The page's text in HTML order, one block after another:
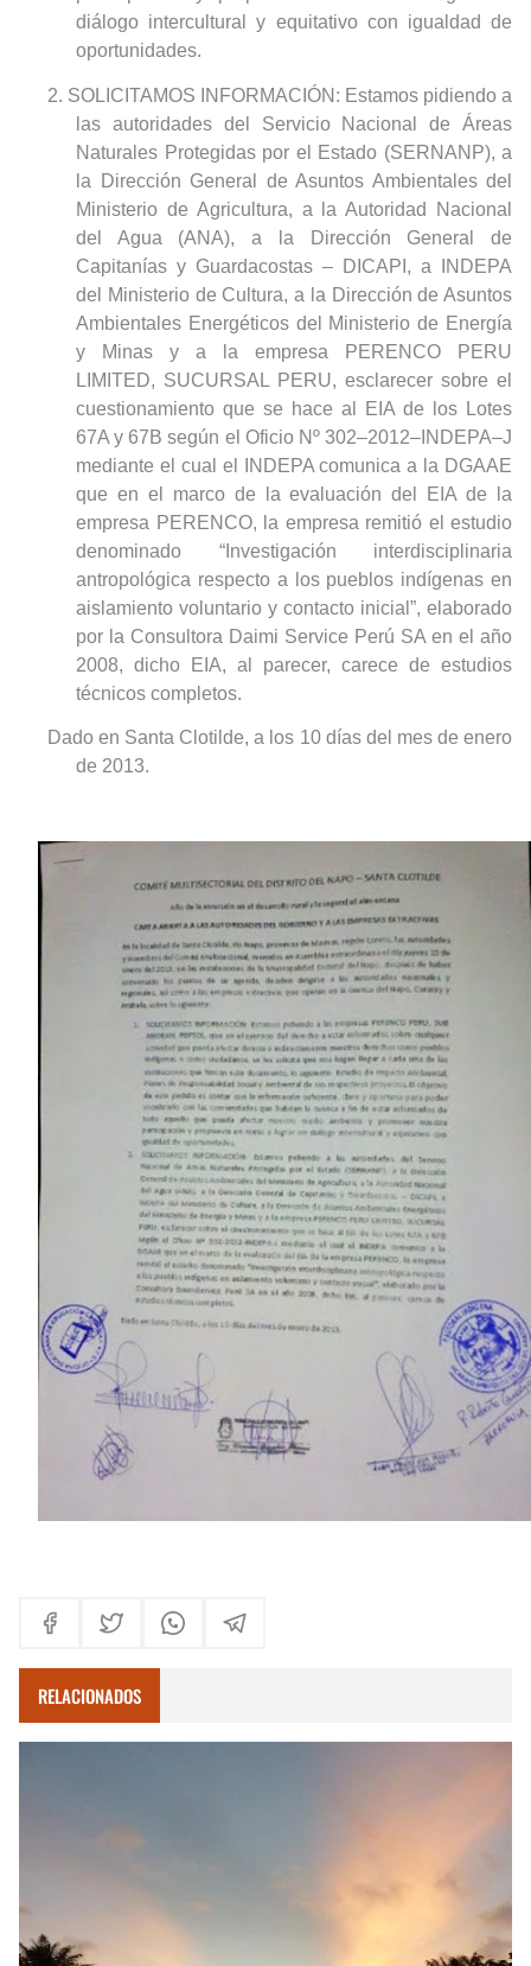
diálogo intercultural y equitativo con igualdad de
oportunidades.
2. SOLICITAMOS INFORMACIÓN: Estamos pidiendo a
las autoridades del Servicio Nacional de Áreas
Naturales Protegidas por el Estado (SERNANP), a
la Dirección General de Asuntos Ambientales del
Ministerio de Agricultura, a la Autoridad Nacional
del Agua (ANA), a la Dirección General de
Capitanías y Guardacostas – DICAPI, a INDEPA
del Ministerio de Cultura, a la Dirección de Asuntos
Ambientales Energéticos del Ministerio de Energía
y Minas y a la empresa PERENCO PERU
LIMITED, SUCURSAL PERU, esclarecer sobre el
cuestionamiento que se hace al EIA de los Lotes
67A y 67B según el Oficio Nº 302–2012–INDEPA–J
mediante el cual el INDEPA comunica a la DGAAE
que en el marco de la evaluación del EIA de la
empresa PERENCO, la empresa remitió el estudio
denominado “Investigación interdisciplinaria
antropológica respecto a los pueblos indígenas en
aislamiento voluntario y contacto inicial”, elaborado
por la Consultora Daimi Service Perú SA en el año
2008, dicho EIA, al parecer, carece de estudios
técnicos completos.
Dado en Santa Clotilde, a los 10 días del mes de enero
de 2013.
RELACIONADOS